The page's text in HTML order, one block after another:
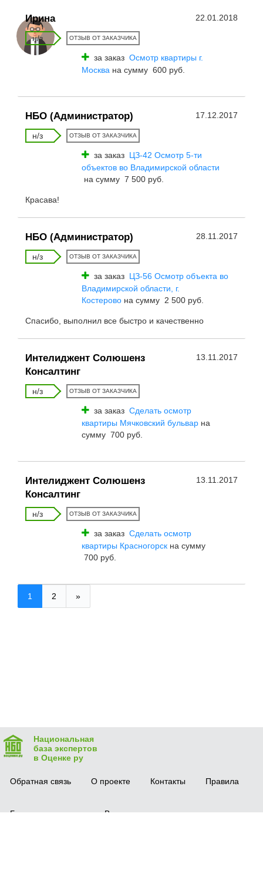
Ирина 22.01.2018
н/з ОТЗЫВ ОТ ЗАКАЗЧИКА
за заказ Осмотр квартиры г.
Москва на сумму 600 руб.
НБО (Администратор) 17.12.2017
н/з ОТЗЫВ ОТ ЗАКАЗЧИКА
за заказ ЦЗ-42 Осмотр 5-ти
объектов во Владимирской области
на сумму 7 500 руб.
Красава!
НБО (Администратор) 28.11.2017
н/з ОТЗЫВ ОТ ЗАКАЗЧИКА
за заказ ЦЗ-56 Осмотр объекта во
Владимирской области, г.
Костерово на сумму 2 500 руб.
Спасибо, выполнил все быстро и качественно
Интелиджент Солюшенз
Консалтинг
13.11.2017
н/з ОТЗЫВ ОТ ЗАКАЗЧИКА
за заказ Сделать осмотр
квартиры Мячковский бульвар на
сумму 700 руб.
Интелиджент Солюшенз
Консалтинг
13.11.2017
н/з ОТЗЫВ ОТ ЗАКАЗЧИКА
за заказ Сделать осмотр
квартиры Красногорск на сумму
700 руб.
1 2 »
Национальная
база экспертов
в Оценке ру
Обратная связь О проекте Контакты Правила
Безопасная сделка Вопрос-ответ